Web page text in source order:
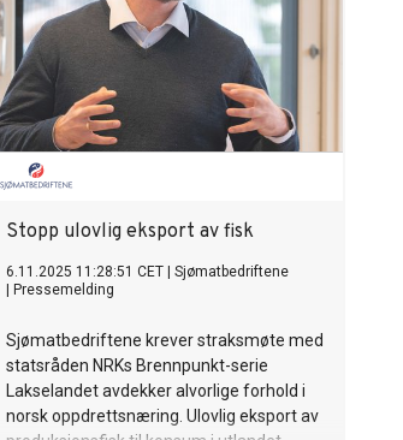
Stopp ulovlig eksport av fisk
6.11.2025 11:28:51 CET
Sjømatbedriftene
Pressemelding
Sjømatbedriftene krever straksmøte med
statsråden NRKs Brennpunkt-serie
Lakselandet avdekker alvorlige forhold i
norsk oppdrettsnæring. Ulovlig eksport av